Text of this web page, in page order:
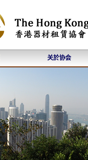
关於协会